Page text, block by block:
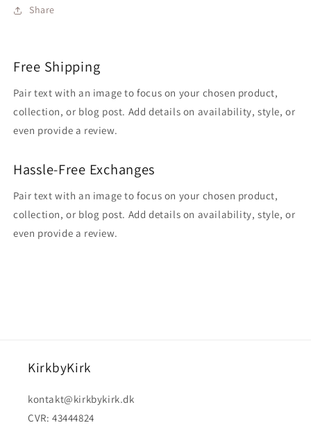
Share
Free Shipping
Pair text with an image to focus on your chosen product,
collection, or blog post. Add details on availability, style, or
even provide a review.
Hassle-Free Exchanges
Pair text with an image to focus on your chosen product,
collection, or blog post. Add details on availability, style, or
even provide a review.
KirkbyKirk
kontakt@kirkbykirk.dk
CVR: 43444824